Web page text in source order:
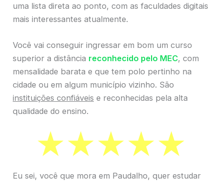
uma lista direta ao ponto, com as faculdades digitais
mais interessantes atualmente.
Você vai conseguir ingressar em bom um curso
superior a distância reconhecido pelo MEC, com
mensalidade barata e que tem polo pertinho na
cidade ou em algum município vizinho. São
instituições confiáveis e reconhecidas pela alta
qualidade do ensino.
Eu sei, você que mora em Paudalho, quer estudar